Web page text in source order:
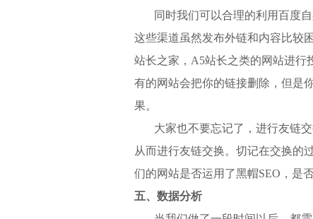
同时我们可以合理的利用百度
这些渠道虽然发布外链和内容比较
站长之家，A5站长之类的网站进行
有的网站会把你的链接删除，但是
果。
大家也不要忘记了，进行友链
从而进行友链交换。切记在交换的
们的网站是否运用了黑帽SEO，是
五、数据分析